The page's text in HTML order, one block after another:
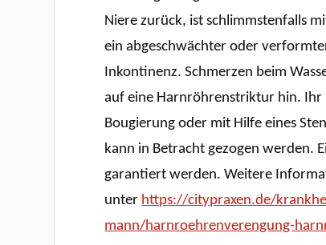
Niere zurück, ist schlimmstenfalls
ein abgeschwächter oder
Inkontinenz. Schmerzen beim
auf eine Harnröhrenstriktur hin. Ihr
Bougierung oder mit Hilfe eines
kann in Betracht gezogen werden.
garantiert werden. Weitere
unter https://citypraxen.de/
mann/harnroehrenverengung-